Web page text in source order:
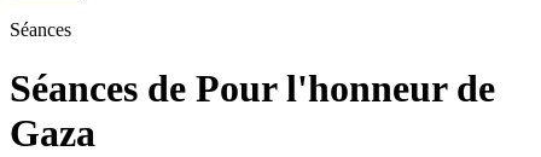
Séances
Séances de Pour l'honneur de
Gaza